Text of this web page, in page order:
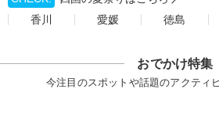
香川
愛媛 徳島
おでかけ特集
今注目のスポットや話題のアクティ